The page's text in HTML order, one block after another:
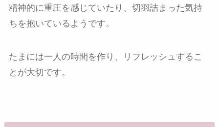
精神的に重圧を感じていたり、切羽詰まった気持
ちを抱いているようです。
たまには一人の時間を作り、リフレッシュするこ
とが大切です。